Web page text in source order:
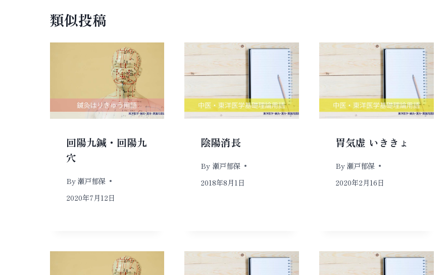
ゲ
ー
ン
類似投稿
回陽九鍼・回陽九
穴
By 瀬戸郁保
2020年7月12日
陰陽消長
By 瀬戸郁保
2018年8月1日
胃気虚 いききょ
By瀬戸郁保
2020年2月16日